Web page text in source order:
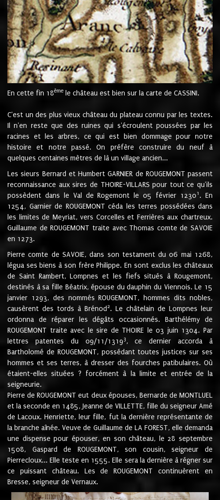
En cette fin 18ème le château est bien sur la carte de CASSINI.
C'est un des plus vieux château du plateau connu par les textes.
Il n'en reste que des ruines qui s'écroulent poussées par les
racines et les arbres, ce qui est bien dommage pour notre
histoire et notre passé. On préfère construire du neuf à
quelques centaines mètres de là un village ancien...
Les sieurs Bernard et Humbert GARNIER de ROUGEMONT passent
reconnaissance aux sires de THOIRE-VILLARS pour tout ce qu'ils
possèdent dans le Val de Rogemont le 05 février 12301 . En
1254, Garnier de ROUGEMONT céda les terres possédées dans
les limites de Meyriat, vers Corcelles et Ferrières aux chartreux.
Guillaume de ROUGEMONT traite avec Thomas comte de SAVOIE
en 1273.
Pierre comte de SAVOIE, dans son testament du 06 mai 1268,
légua ses biens à son frère Philippe. En sont exclus les châteaux
de Saint Rambert, Lompnes et les fiefs situés à Rougemont,
destinés à sa fille Béatrix, épouse du dauphin du Viennois. Le 15
janvier 1293, des nommés ROUGEMONT, hommes dits nobles,
causèrent des tords à Brénod 2. Le châtelain de Lompnes leur
ordonna de réparer les dégâts occasionnés. Barthélémy de
ROUGEMONT traite avec le sire de THOIRE le 03 juin 1304. Par
lettres patentes du 09/11/13193, ce dernier accorda à
Bartholomé de ROUGEMONT, possédant toutes justices sur ses
hommes et ses terres, à dresser des fourches patibulaires. Où
étaient-elles situées ? forcément à la limite et entrée de la
seigneurie.
Pierre de ROUGEMONT eut deux épouses, Bernarde de MONTLUEL
et la seconde en 1485, Jeanne de VILLETTE, fille du seigneur Amé
de Lacoux. Henriette, leur fille, fut la dernière représentante de
la branche aînée. Veuve de Guillaume de LA FOREST, elle demanda
une dispense pour épouser, en son château, le 28 septembre
1508, Gaspard de ROUGEMONT, son cousin, seigneur de
Pierrecloux... Elle teste en 1555. Elle sera la dernière à régner sur
ce puissant château. Les de ROUGEMONT continuèrent en
Bresse, seigneur de Vernaux.